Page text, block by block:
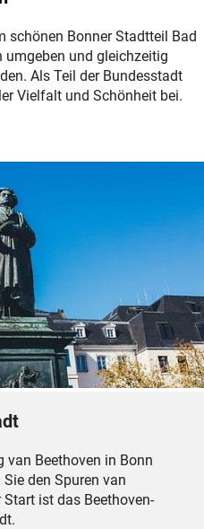
schönen Bonner Stadtteil Bad
umgeben und gleichzeitig
Als Teil der Bundesstadt
Vielfalt und Schönheit bei.
van Beethoven in Bonn
den Spuren van
ist das Beethoven-